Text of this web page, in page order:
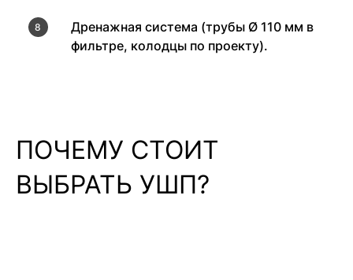
Дренажная система (трубы Ø 110 мм в
фильтре, колодцы по проекту).
ПОЧЕМУ СТОИТ
ВЫБРАТЬ УШП?